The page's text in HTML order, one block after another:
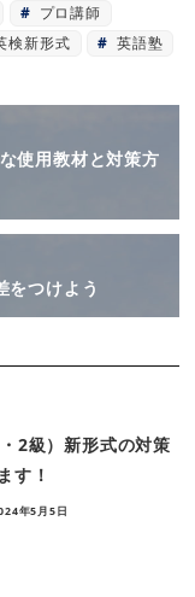
プロ講師
検新形式 英語塾
使用教材と対策方
をつけよう
2級）新形式の対策
す！
年5月5日